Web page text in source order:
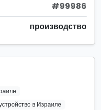
#99986
производство
в Израиле